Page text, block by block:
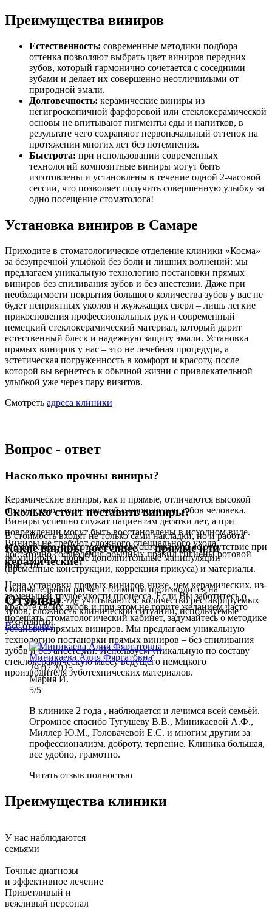
Преимущества виниров
Естественность: современные методики подбора
оттенка позволяют выбрать цвет виниров передних
зубов, который гармонично сочетается с соседними
зубами и делает их совершенно неотличимыми от
природной эмали.
Долговечность: керамические виниры из
негигроскопичной фарфоровой или стеклокерамической
основы не впитывают пигменты еды и напитков, в
результате чего сохраняют первоначальный оттенок на
протяжении многих лет без потемнения.
Быстрота: при использовании современных
технологий композитные виниры могут быть
изготовлены и установлены в течение одной 2-часовой
сессии, что позволяет получить совершенную улыбку за
одно посещение стоматолога!
Установка виниров в Самаре
Приходите в стоматологическое отделение клиники «Косма»
за безупречной улыбкой без боли и лишних волнений: мы
предлагаем уникальную технологию постановки прямых
виниров без спиливания зубов и без анестезии. Даже при
необходимости покрытия большого количества зубов у вас не
будет неприятных уколов и жужжащих сверл – лишь легкие
прикосновения профессиональных рук и современный
немецкий стеклокерамический материал, который дарит
естественный блеск и надежную защиту эмали. Установка
прямых виниров у нас – это не лечебная процедура, а
эстетическая погруженность в комфорт и красоту, после
которой вы вернетесь к обычной жизни с привлекательной
улыбкой уже через пару визитов.
Смотреть адреса клиники
Вопрос - ответ
Насколько прочны виниры?
Керамические виниры, как и прямые, отличаются высокой
прочностью, сопоставимой с прочностью зубов человека.
Виниры успешно служат пациентам десятки лет, а при
повреждении могут быть восстановлены в исходном виде.
Виниры не требуют сложного специального ухода –
достаточно соблюдения обычных правил гигиены ротовой
полости.
Сколько стоит поставить виниры?
В стоимость входят не только сами накладки, но и работа
стоматолога, подготовка зубов (обточка или ее отсутствие при
люминирах), любые дополнительные манипуляции
(временные конструкции, коррекция прикуса) и материалы.
Окончательный расчет стоимости производится на
консультации, где учитываются: количество реставрируемых
зубов, сложность клинической ситуации, используемые
технологии.
Какие виниры доступнее — прямые или
керамические?
Цена установки прямых виниров ниже, чем керамических, из-
за меньшей трудоемкости процесса. Если Вы заботитесь о
красоте своих зубов и при этом не горите желанием часто
посещать стоматологический кабинет, задумайтесь о методике
установки прямых виниров. Мы предлагаем уникальную
технологию постановки прямых виниров – без спиливания
зубов и без анестезии. Используем уникальную по составу
стеклокерамическую массу ведущего немецкого
производителя зуботехнических материалов.
Отзывы
Все отзывы
Миникаева Алия Фяргатовна
29.07.2025
Мария И.
5/5
В клинике 2 года , наблюдается и лечимся всей семьёй.
Огромное спасибо Тугушеву В.В., Миникаевой А.Ф.,
Миллер Ю.М., Головачевой Е.С. и многим другим за
профессионализм, доброту, терпение. Клиника большая,
все удобно, грамотно.
Читать отзыв полностью
Преимущества клиники
У нас наблюдаются
семьями
Точные диагнозы
и эффективное лечение
Приветливый и
вежливый персонал